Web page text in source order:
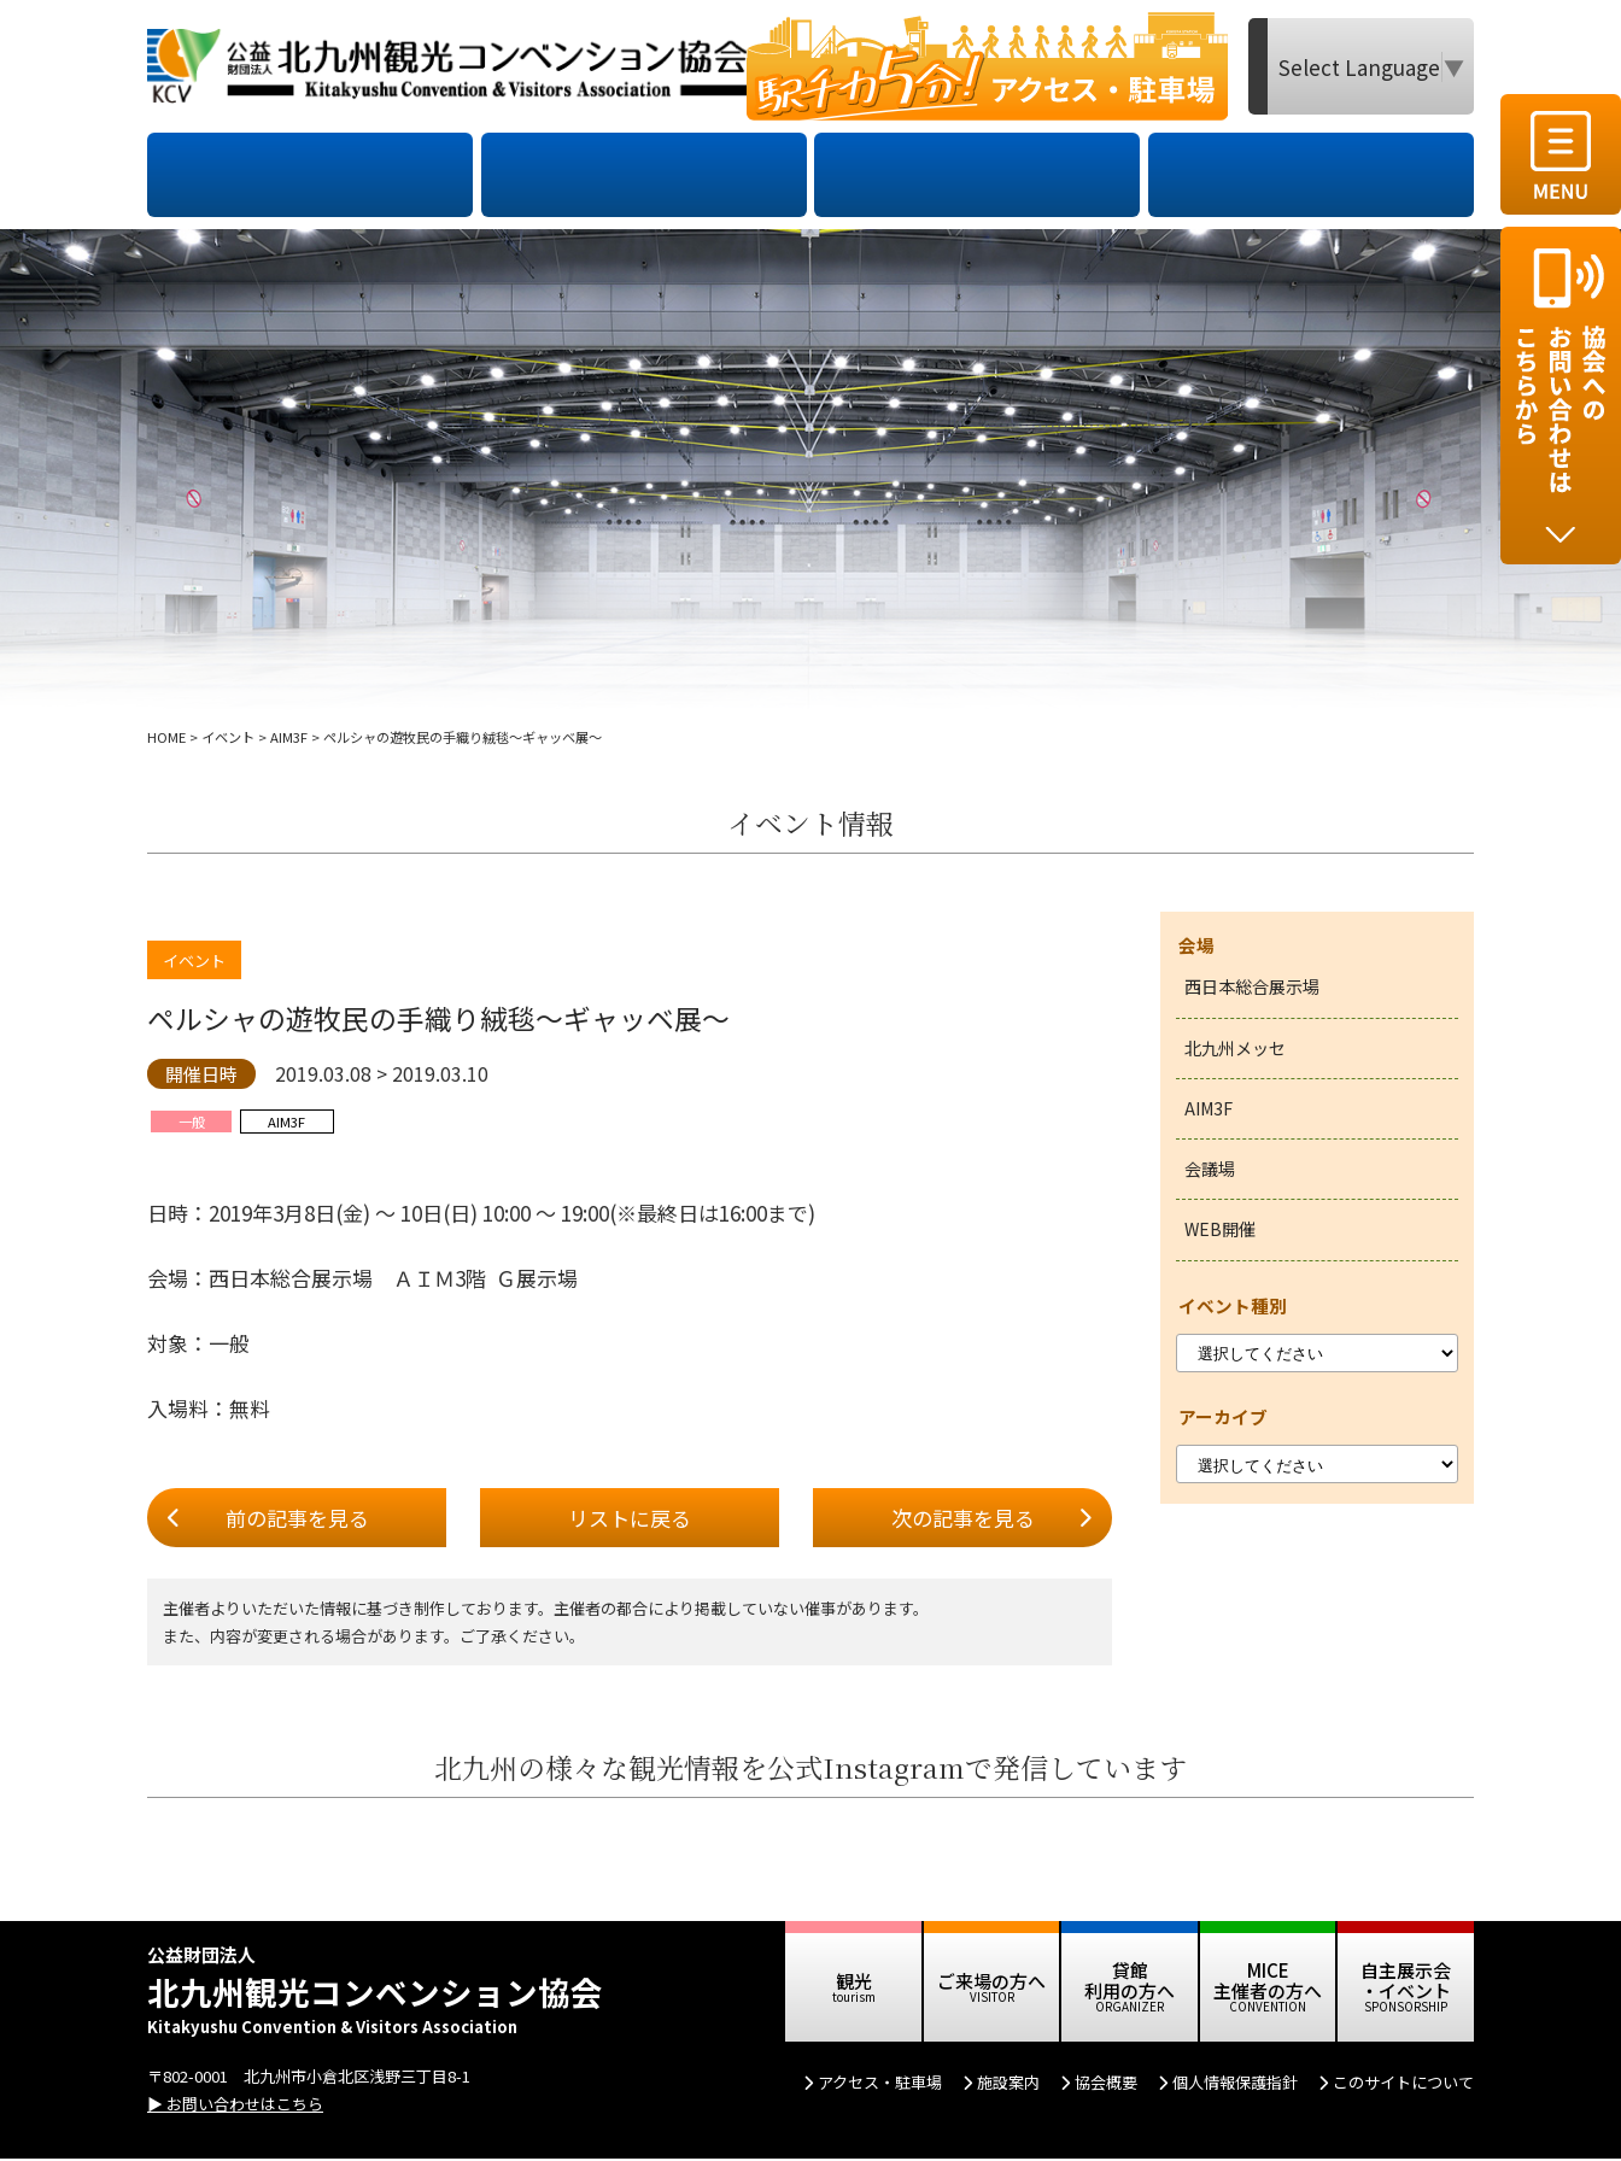
Select Language ▼
HOME > イベント >AIM3F >ペルシャの遊牧民の手織り絨毯～ギャッベ展～
イベント情報
イベント
ペルシャの遊牧民の手織り絨毯～ギャッベ展～
開催日時 2019.03.08 > 2019.03.10
一般 AIM3F
日時：2019年3月8日(金) ～ 10日(日) 10:00 ～ 19:00(※最終日は16:00まで)
会場：西日本総合展示場 ＡＩＭ3階 Ｇ展示場
対象：一般
入場料：無料
前の記事を見る リストに戻る 次の記事を見る
主催者よりいただいた情報に基づき制作しております。主催者の都合により掲載していない催事があります。
また、内容が変更される場合があります。ご了承ください。
会場
西日本総合展示場
北九州メッセ
AIM3F
会議場
WEB開催
イベント種別
アーカイブ
北九州の様々な観光情報を公式Instagramで発信しています
公益財団法人
北九州観光コンベンション協会
Kitakyushu Convention & Visitors Association
〒802-0001 北九州市小倉北区浅野三丁目8-1
▶ お問い合わせはこちら
観光 ご来場の方へ
貸館
利用の方へ
MICE
主催者の方へ
自主展示会
・イベント
アクセス・駐車場 施設案内 協会概要 個人情報保護指針 このサイトについて